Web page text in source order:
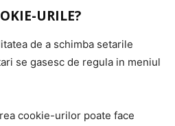
URILE?
de a schimba setarile
se gasesc de regula in meniul
cookie-urilor poate face